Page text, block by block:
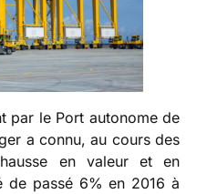
par le Port autonome de
a connu, au cours des
en valeur et en
de passé 6% en 2016 à